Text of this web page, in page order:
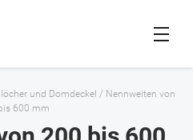
und Domdeckel / Nennweiten von
600 mm